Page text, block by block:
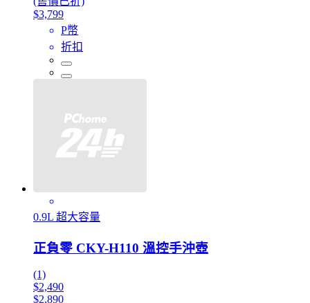
$3,799
P幣
折扣
0.9L 超大容量
正負零 CKY-H110 溫控手沖壺
(1)
$2,490
$2,890